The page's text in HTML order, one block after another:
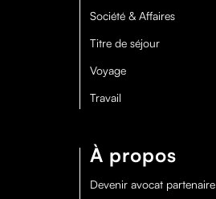
Société & Affaires
Titre de séjour
Voyage
Travail
À propos
Devenir avocat partenaire